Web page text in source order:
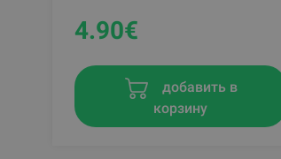
4.90€
добавить в
корзину